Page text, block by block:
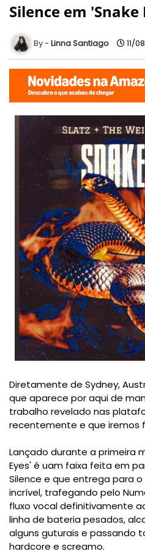
Silence em 'Snake
Linna Santiago 11/
Diretamente de Sydney,
que aparece por aqui de
trabalho revelado nas
recentemente e que iremos
Lançado durante a primeira
Eyes' é uam faixa feita em
Silence e que entrega para
incrível, trafegando pelo
fluxo vocal definitivamente
linha de bateria pesados,
alguns guturais e passando
hardcore e screamo.